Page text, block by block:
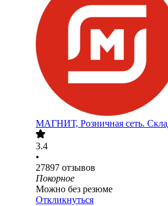
МАГНИТ, Розничная сеть.
3.4
•
27897 отзывов
Покорное
Можно без резюме
Откликнуться